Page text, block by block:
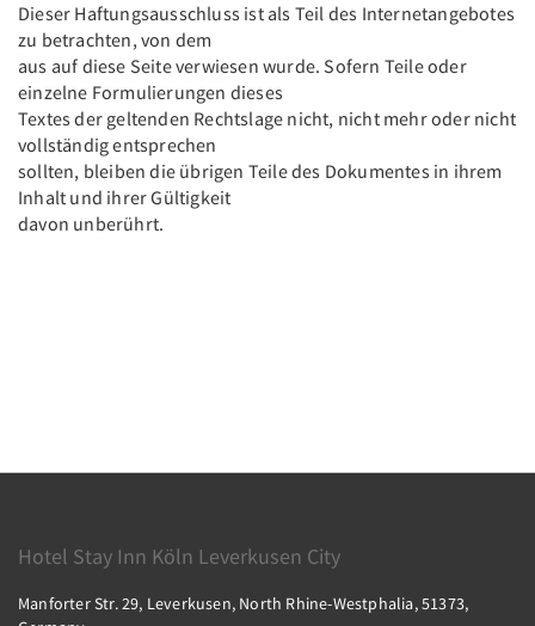
Dieser Haftungsausschluss ist als Teil des Internetangebotes
zu betrachten, von dem
aus auf diese Seite verwiesen wurde. Sofern Teile oder
einzelne Formulierungen dieses
Textes der geltenden Rechtslage nicht, nicht mehr oder nicht
vollständig entsprechen
sollten, bleiben die übrigen Teile des Dokumentes in ihrem
Inhalt und ihrer Gültigkeit
davon unberührt.
Hotel Stay Inn Köln Leverkusen City
Manforter Str. 29, Leverkusen, North Rhine-Westphalia, 51373,